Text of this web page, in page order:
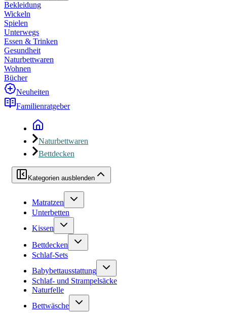
Bekleidung
Wickeln
Spielen
Unterwegs
Essen & Trinken
Gesundheit
Naturbettwaren
Wohnen
Bücher
Neuheiten
Familienratgeber
Naturbettwaren
Bettdecken
Kategorien ausblenden
Matratzen
Unterbetten
Kissen
Bettdecken
Schlaf-Sets
Babybettausstattung
Schlaf- und Strampelsäcke
Naturfelle
Bettwäsche